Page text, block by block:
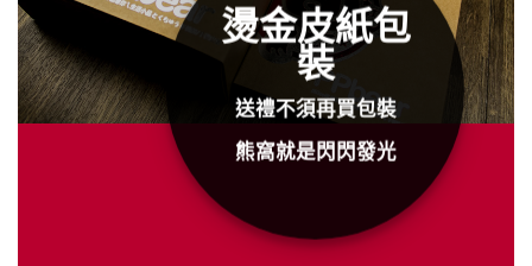
燙金皮紙包
裝
送禮不須再買包裝
熊窩就是閃閃發光